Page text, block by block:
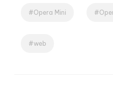
Opera Mini
web